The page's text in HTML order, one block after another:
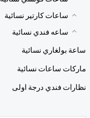
ساعات كارتير نسائية
ساعه فندي نسائية
ساعة بولغاري نسائية
ماركات ساعات نسائية
نظارات فندي درجة اولى